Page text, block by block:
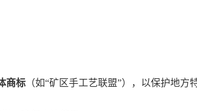
商标 （如“矿区手工艺联盟”），以保护地方